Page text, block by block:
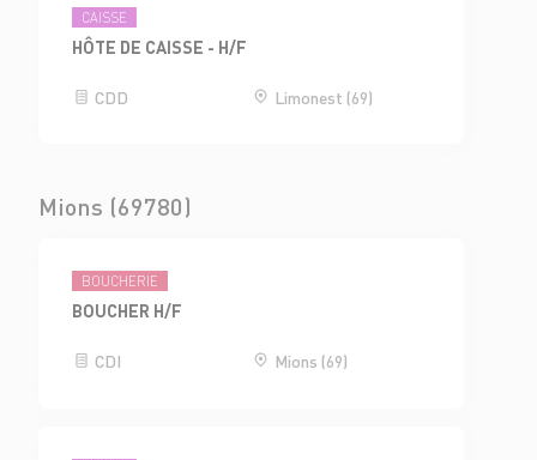
CAISSE
HÔTE DE CAISSE - H/F
CDD Limonest (69)
Mions (69780)
BOUCHERIE
BOUCHER H/F
CDI Mions (69)